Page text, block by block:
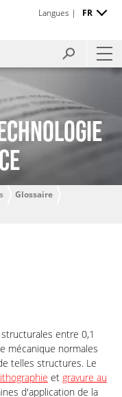
Langues | FR
Glossaire
entre 0,1
mécanique normales
telles structures. Le
et gravure au
d'application de la